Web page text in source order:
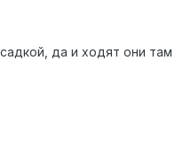
да и ходят они